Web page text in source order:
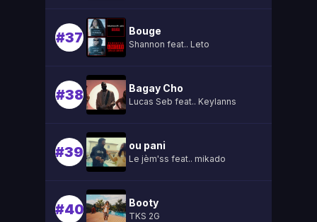
#37 Bouge
Shannon feat.. Leto
#38 Bagay Cho
Lucas Seb feat.. Keylanns
#39 ou pani
Le jèm'ss feat.. mikado
#40 Booty
TKS 2G